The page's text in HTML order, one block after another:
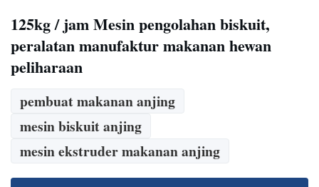
125kg / jam Mesin pengolahan biskuit,
peralatan manufaktur makanan hewan
peliharaan
pembuat makanan anjing
mesin biskuit anjing
mesin ekstruder makanan anjing